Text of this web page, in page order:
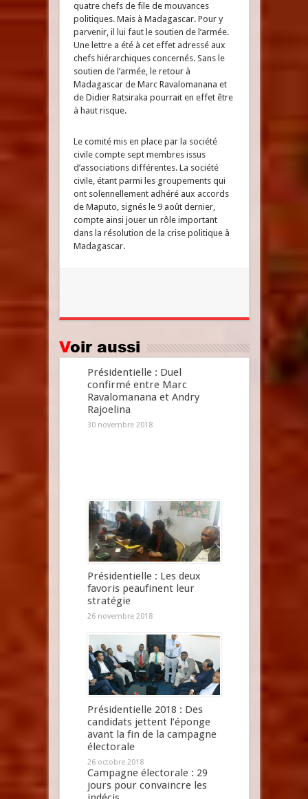
quatre chefs de file de mouvances
politiques. Mais à Madagascar. Pour y
parvenir, il lui faut le soutien de l’armée.
Une lettre a été à cet effet adressé aux
chefs hiérarchiques concernés. Sans le
soutien de l’armée, le retour à
Madagascar de Marc Ravalomanana et
de Didier Ratsiraka pourrait en effet être
à haut risque.
Le comité mis en place par la société
civile compte sept membres issus
d’associations différentes. La société
civile, étant parmi les groupements qui
ont solennellement adhéré aux accords
de Maputo, signés le 9 août dernier,
compte ainsi jouer un rôle important
dans la résolution de la crise politique à
Madagascar.
Voir aussi
Présidentielle : Duel
confirmé entre Marc
Ravalomanana et Andry
Rajoelina
30 novembre 2018
Présidentielle : Les deux
favoris peaufinent leur
stratégie
26 novembre 2018
Présidentielle 2018 : Des
candidats jettent l’éponge
avant la fin de la campagne
électorale
26 octobre 2018
Campagne électorale : 29
jours pour convaincre les